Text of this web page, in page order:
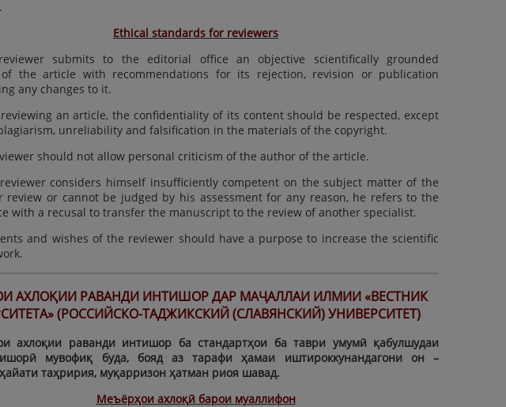
Ethical standards for reviewers
submits to the editorial office an objective scientifically grounded
of the article with recommendations for its rejection, revision or publication
any changes to it.
an article, the confidentiality of its content should be respected, except
unreliability and falsification in the materials of the copyright.
should not allow personal criticism of the author of the article.
considers himself insufficiently competent on the subject matter of the
review or cannot be judged by his assessment for any reason, he refers to the
with a recusal to transfer the manuscript to the review of another specialist.
and wishes of the reviewer should have a purpose to increase the scientific
АХЛОҚИИ РАВАНДИ ИНТИШОРДАР МАҶАЛЛАИ ИЛМИИ«ВЕСТНИК
(РОССИЙСКО-ТАДЖИКСКИЙ (СЛАВЯНСКИЙ) УНИВЕРСИТЕТ)
ахлоқии раванди интишор ба стандартҳои ба таври умумӣ қабулшудаи
мувофиқ буда, бояд аз тарафи ҳамаи иштироккунандагони он –
таҳририя, муқарризон ҳатман риоя шавад.
Меъёрҳои ахлоқӣ барои муаллифон